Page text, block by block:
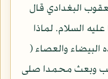
البغدادي قال
السلام. لماذا
البيضاء والعصاء (
وبعث محمدا صلى